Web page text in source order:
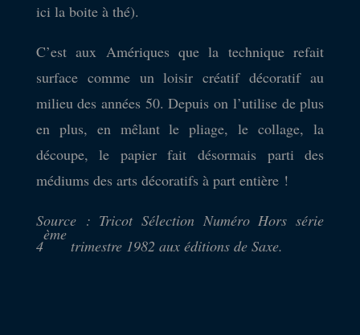
ici la boite à thé).
C’est aux Amériques que la technique refait
surface comme un loisir créatif décoratif au
milieu des années 50. Depuis on l’utilise de plus
en plus, en mêlant le pliage, le collage, la
découpe, le papier fait désormais parti des
médiums des arts décoratifs à part entière !
Source : Tricot Sélection Numéro Hors série
4
ème
trimestre 1982 aux éditions de Saxe.